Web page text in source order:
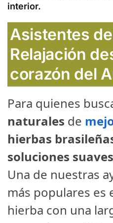
interior.
Asistentes
Relajación
corazón del
Para quienes
naturales de
hierbas
soluciones
Una de nuestras
más populares es
hierba con una